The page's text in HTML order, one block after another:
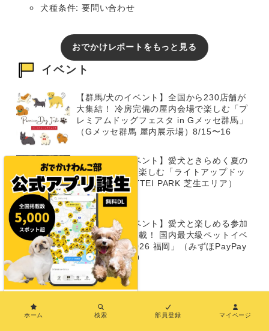
犬種条件: 要問い合わせ
おでかけレポートをもっと見る
イベント
【群馬/犬のイベント】全国から230店舗が
大集結！ 冷房完備の屋内会場で楽しむ「プ
レミアムドッグフェスタ in Gメッセ群馬」
（Gメッセ群馬 屋内展示場）8/15〜16
【兵庫/犬のイベント】愛犬ときらめく夏の
ナイトタイムを楽しむ「ライトアップドッ
グラン」（TOTTEI PARK 芝生エリア）
8/14〜8/16
【福岡/犬のイベント】愛犬と楽しめる参加
型イベントが満載！ 国内最大級ペットイベ
ント「Pet博 2026 福岡」（みずほPayPay
ドーム）8/8～9
イベントをもっと見る
ホーム 検索 部員登録 マイページ